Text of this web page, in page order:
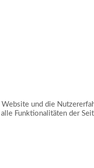
und die
Funktionalitäten der